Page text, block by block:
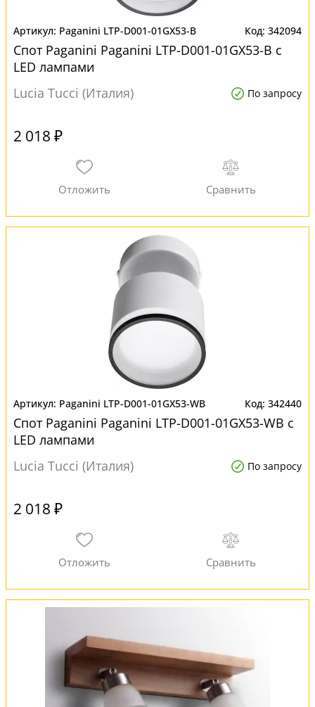
Paganini LTP-D001-01GX53-B 342094
Спот Paganini Paganini LTP-D001-01GX53-B с
LED лампами
Lucia Tucci (Италия)
По запросу
2 018 ₽
Paganini LTP-D001-01GX53-WB 342440
Спот Paganini Paganini LTP-D001-01GX53-WB с
LED лампами
Lucia Tucci (Италия)
По запросу
2 018 ₽